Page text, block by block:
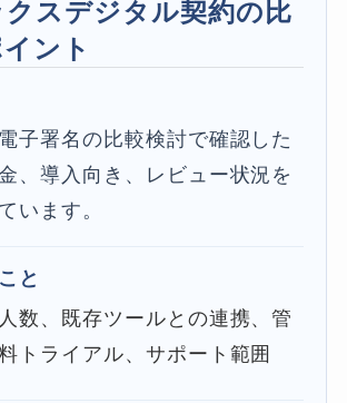
クスデジタル契約の比
ント
子署名の比較検討で確認した
、導入向き、レビュー状況を
います。
と
数、既存ツールとの連携、管
トライアル、サポート範囲